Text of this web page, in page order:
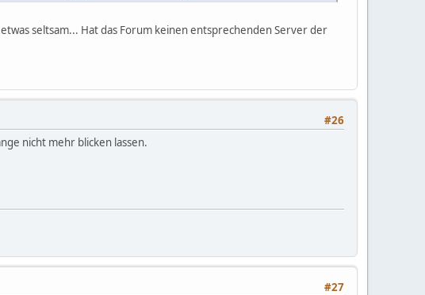
seltsam... Hat das Forum keinen entsprechenden Server der
#26
nicht mehr blicken lassen.
#27